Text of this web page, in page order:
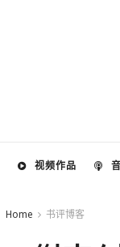
视频作品
Home 书评博客